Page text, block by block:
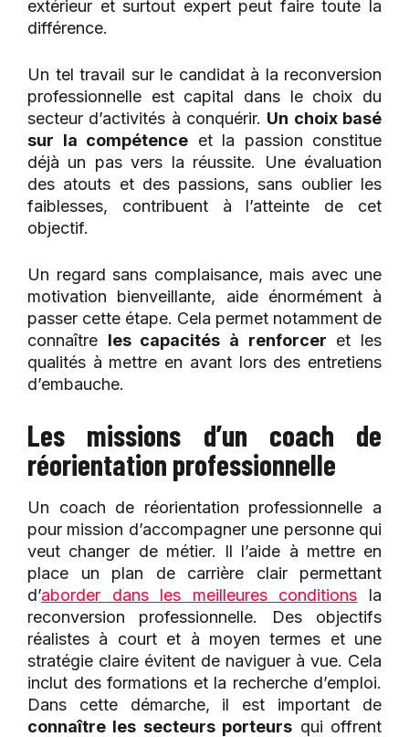
extérieur et surtout expert peut faire toute la
différence.
Un tel travail sur le candidat à la reconversion
professionnelle est capital dans le choix du
secteur d’activités à conquérir. Un choix basé
sur la compétence et la passion constitue
déjà un pas vers la réussite. Une évaluation
des atouts et des passions, sans oublier les
faiblesses, contribuent à l’atteinte de cet
objectif.
Un regard sans complaisance, mais avec une
motivation bienveillante, aide énormément à
passer cette étape. Cela permet notamment de
connaître les capacités à renforcer et les
qualités à mettre en avant lors des entretiens
d’embauche.
Les missions d’un coach de
réorientation professionnelle
Un coach de réorientation professionnelle a
pour mission d’accompagner une personne qui
veut changer de métier. Il l’aide à mettre en
place un plan de carrière clair permettant
d’aborder dans les meilleures conditions la
reconversion professionnelle. Des objectifs
réalistes à court et à moyen termes et une
stratégie claire évitent de naviguer à vue. Cela
inclut des formations et la recherche d’emploi.
Dans cette démarche, il est important de
connaître les secteurs porteurs qui offrent